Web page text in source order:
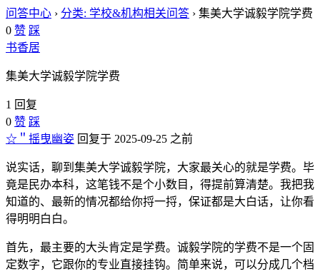
问答中心 › 分类: 学校&机构相关问答 › 集美大学诚毅学院学费
0 赞 踩
书香居
集美大学诚毅学院学费
1 回复
0 赞 踩
☆＂摇曳幽姿 回复于 2025-09-25 之前
说实话，聊到集美大学诚毅学院，大家最关心的就是学费。毕
竟是民办本科，这笔钱不是个小数目，得提前算清楚。我把我
知道的、最新的情况都给你捋一捋，保证都是大白话，让你看
得明明白白。
首先，最主要的大头肯定是学费。诚毅学院的学费不是一个固
定数字，它跟你的专业直接挂钩。简单来说，可以分成几个档